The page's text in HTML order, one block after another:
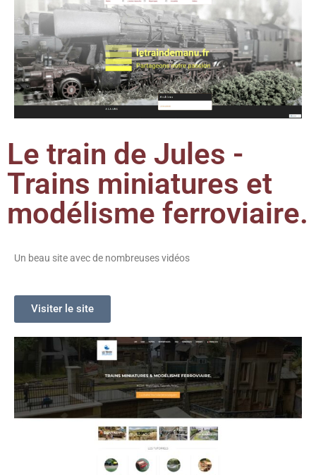
Le train de Jules -
Trains miniatures et
modélisme ferroviaire.
Un beau site avec de nombreuses vidéos
Visiter le site